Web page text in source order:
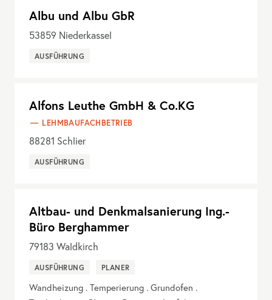
Albu und Albu GbR
53859 Niederkassel
AUSFÜHRUNG
Alfons Leuthe GmbH & Co.KG
LEHMBAUFACHBETRIEB
88281 Schlier
AUSFÜHRUNG
Altbau- und Denkmalsanierung Ing.-
Büro Berghammer
79183 Waldkirch
AUSFÜHRUNG PLANER
Wandheizung . Temperierung . Grundofen .